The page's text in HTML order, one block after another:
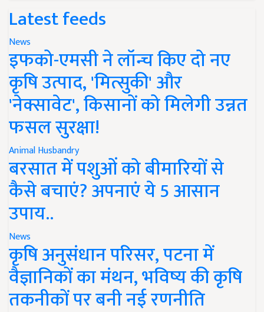
Latest feeds
News
इफको-एमसी ने लॉन्च किए दो नए
कृषि उत्पाद, 'मित्सुकी' और
'नेक्सावेट', किसानों को मिलेगी उन्नत
फसल सुरक्षा!
Animal Husbandry
बरसात में पशुओं को बीमारियों से
कैसे बचाएं? अपनाएं ये 5 आसान
उपाय..
News
कृषि अनुसंधान परिसर, पटना में
वैज्ञानिकों का मंथन, भविष्य की कृषि
तकनीकों पर बनी नई रणनीति